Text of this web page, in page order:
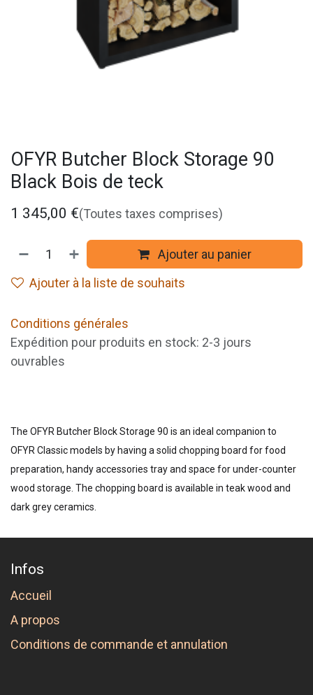
OFYR Butcher Block Storage 90
Black Bois de teck
1 345,00 €(Toutes taxes comprises)
Ajouter au panier
Ajouter à la liste de souhaits
Conditions générales
Expédition pour produits en stock: 2-3 jours
ouvrables
The OFYR Butcher Block Storage 90 is an ideal companion to
OFYR Classic models by having a solid chopping board for food
preparation, handy accessories tray and space for under-counter
wood storage. The chopping board is available in teak wood and
dark grey ceramics.
Infos
Accueil
A propos
Conditions de commande et annulation